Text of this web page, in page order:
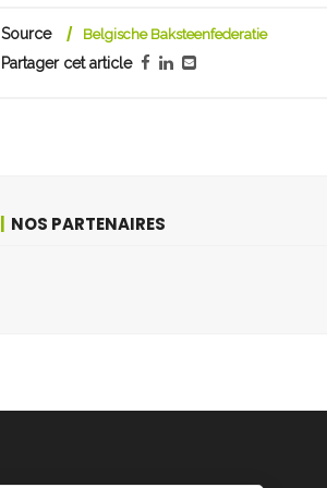
Source Belgische Baksteenfederatie
Partager cet article
NOS PARTENAIRES